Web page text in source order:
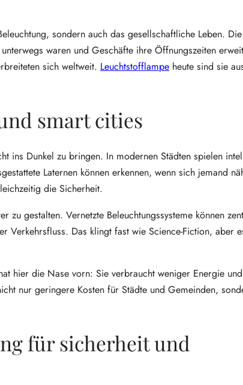
sondern auch das gesellschaftliche Leben.
waren und Geschäfte ihre Öffnungszeiten
sich weltweit. Leuchtstofflampe heute sind sie
smart cities
ins Dunkel zu bringen. In modernen Städten spielen
Laternen können erkennen, wenn sich jemand
die Sicherheit.
gestalten. Vernetzte Beleuchtungssysteme können
Verkehrsfluss. Das klingt fast wie Science-Fiction, aber
hier die Nase vorn: Sie verbraucht weniger Energie
nur geringere Kosten für Städte und Gemeinden,
für sicherheit und